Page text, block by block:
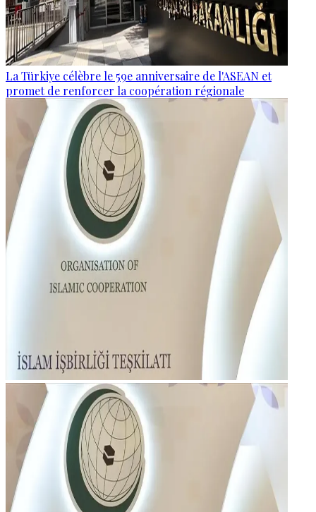
La Türkiye célèbre le 59e anniversaire de l'ASEAN et
promet de renforcer la coopération régionale